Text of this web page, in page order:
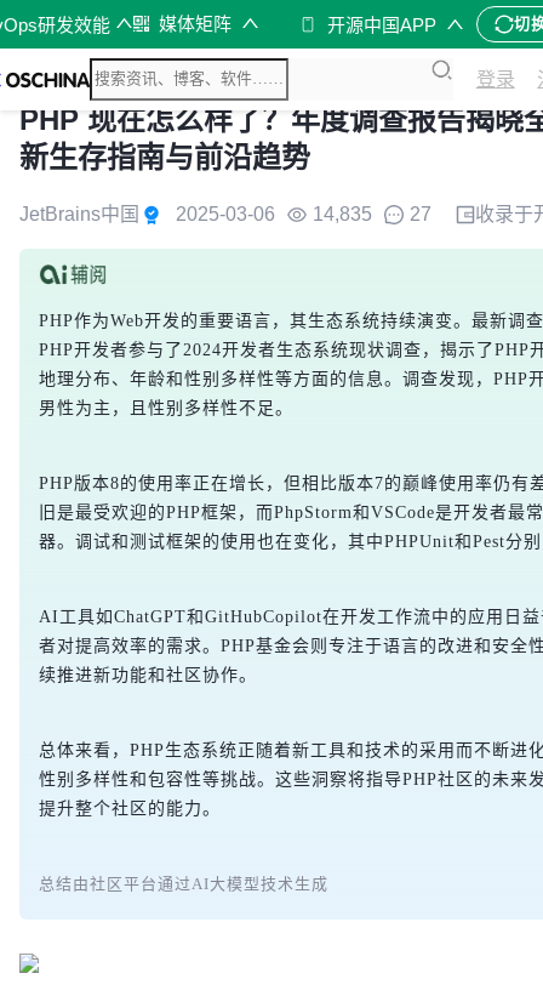
研发效能 媒体矩阵 开源中国APP 切
登录
PHP 现在怎么样了？年度调查报告揭晓
新生存指南与前沿趋势
JetBrains中国 2025-03-06 14,835 27 收录于
PHP作为Web开发的重要语言，其生态系统持续演变。最新调
PHP开发者参与了2024开发者生态系统现状调查，揭示了PHP
地理分布、年龄和性别多样性等方面的信息。调查发现，PHP
男性为主，且性别多样性不足。
PHP版本8的使用率正在增长，但相比版本7的巅峰使用率仍有
旧是最受欢迎的PHP框架，而PhpStorm和VSCode是开发者最
器。调试和测试框架的使用也在变化，其中PHPUnit和Pest分
AI工具如ChatGPT和GitHubCopilot在开发工作流中的应用日
者对提高效率的需求。PHP基金会则专注于语言的改进和安全
续推进新功能和社区协作。
总体来看，PHP生态系统正随着新工具和技术的采用而不断进
性别多样性和包容性等挑战。这些洞察将指导PHP社区的未来
提升整个社区的能力。
总结由社区平台通过AI大模型技术生成